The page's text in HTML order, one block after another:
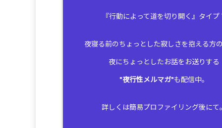
『行動によって道を切り開く』タイプ
夜寝る前のちょっとした寂しさを抱える方
夜にちょっとしたお話をお送りする
"夜行性メルマガ"も配信中。
詳しくは簡易プロファイリング後にて